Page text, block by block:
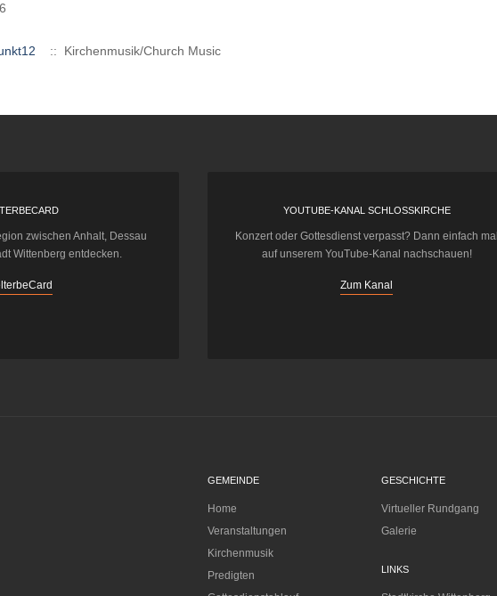
:: Kirchenmusik/Church Music
zwischen Anhalt, Dessau
Wittenberg entdecken.
YOUTUBE-KANAL SCHLOSSKIRCHE
Konzert oder Gottesdienst verpasst? Dann einfach mal
auf unserem YouTube-Kanal nachschauen!
Zum Kanal
GEMEINDE
Home
Veranstaltungen
Kirchenmusik
Predigten
GESCHICHTE
Virtueller Rundgang
Galerie
LINKS